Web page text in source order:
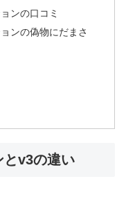
ンの口コミ
ンの偽物にだまさ
とv3の違い